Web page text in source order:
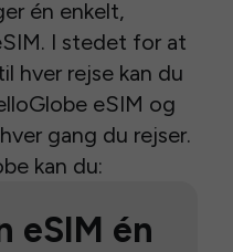
én enkelt,
I stedet for at
hver rejse kan du
eSIM og
gang du rejser.
kan du:
eSIM én